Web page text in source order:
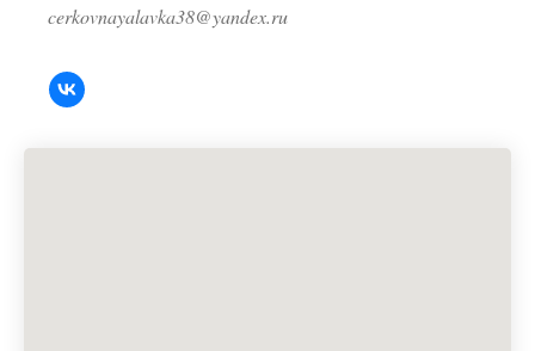
cerkovnayalavka38@yandex.ru